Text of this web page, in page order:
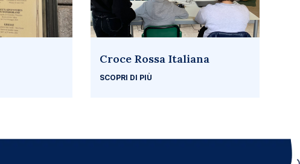
Croce Rossa Italiana
SCOPRI DI PIÙ